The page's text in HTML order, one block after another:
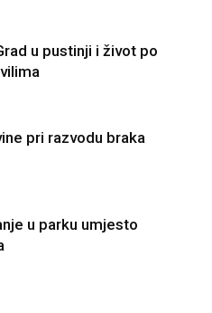
u pustinji i život po
pri razvodu braka
u parku umjesto